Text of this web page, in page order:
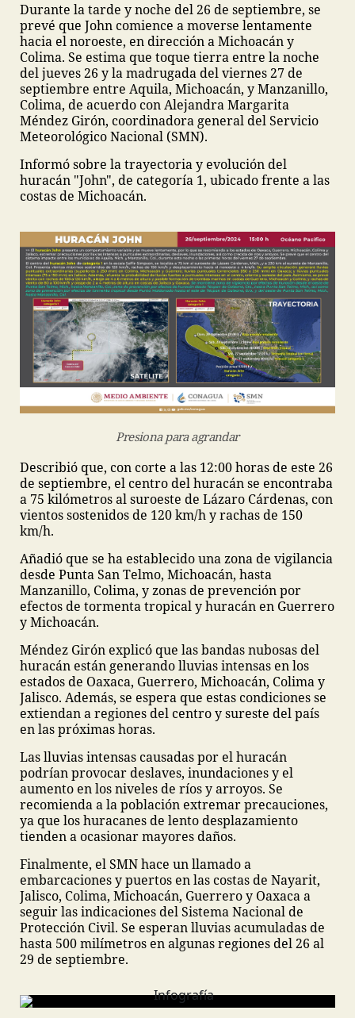
Durante la tarde y noche del 26 de septiembre, se
prevé que John comience a moverse lentamente
hacia el noroeste, en dirección a Michoacán y
Colima. Se estima que toque tierra entre la noche
del jueves 26 y la madrugada del viernes 27 de
septiembre entre Aquila, Michoacán, y Manzanillo,
Colima, de acuerdo con Alejandra Margarita
Méndez Girón, coordinadora general del Servicio
Meteorológico Nacional (SMN).
Informó sobre la trayectoria y evolución del
huracán "John", de categoría 1, ubicado frente a las
costas de Michoacán.
Presiona para agrandar
Describió que, con corte a las 12:00 horas de este 26
de septiembre, el centro del huracán se encontraba
a 75 kilómetros al suroeste de Lázaro Cárdenas, con
vientos sostenidos de 120 km/h y rachas de 150
km/h.
Añadió que se ha establecido una zona de vigilancia
desde Punta San Telmo, Michoacán, hasta
Manzanillo, Colima, y zonas de prevención por
efectos de tormenta tropical y huracán en Guerrero
y Michoacán.
Méndez Girón explicó que las bandas nubosas del
huracán están generando lluvias intensas en los
estados de Oaxaca, Guerrero, Michoacán, Colima y
Jalisco. Además, se espera que estas condiciones se
extiendan a regiones del centro y sureste del país
en las próximas horas.
Las lluvias intensas causadas por el huracán
podrían provocar deslaves, inundaciones y el
aumento en los niveles de ríos y arroyos. Se
recomienda a la población extremar precauciones,
ya que los huracanes de lento desplazamiento
tienden a ocasionar mayores daños.
Finalmente, el SMN hace un llamado a
embarcaciones y puertos en las costas de Nayarit,
Jalisco, Colima, Michoacán, Guerrero y Oaxaca a
seguir las indicaciones del Sistema Nacional de
Protección Civil. Se esperan lluvias acumuladas de
hasta 500 milímetros en algunas regiones del 26 al
29 de septiembre.